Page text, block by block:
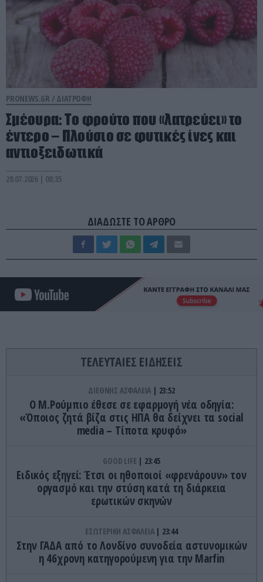
PRONEWS.GR / ΔΙΑΤΡΟΦΗ
Σμέουρα: Το φρούτο που «λατρεύει» το
έντερο – Πλούσιο σε φυτικές ίνες και
αντιοξειδωτικά
28.07.2026 | 08:35
ΔΙΑΔΩΣΤΕ ΤΟ ΑΡΘΡΟ
ΤΕΛΕΥΤΑΙΕΣ ΕΙΔΗΣΕΙΣ
ΔΙΕΘΝΗΣ ΑΣΦΑΛΕΙΑ 23:52
Ο Μ.Ρούμπιο έθεσε σε εφαρμογή νέα οδηγία:
«Όποιος ζητά βίζα στις ΗΠΑ θα δείχνει τα social
media – Τίποτα κρυφό»
GOOD LIFE 23:45
Ειδικός εξηγεί: Έτσι οι ηθοποιοί «φρενάρουν» τον
οργασμό και την στύση κατά τη διάρκεια
ερωτικών σκηνών
ΕΣΩΤΕΡΙΚΗ ΑΣΦΑΛΕΙΑ 23:44
Στην ΓΑΔΑ από το Λονδίνο συνοδεία αστυνομικών
η 46χρονη κατηγορούμενη για την Marfin